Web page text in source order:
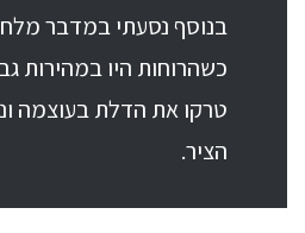
בנוסף נסעתי במדבר מלח
כשהרוחות היו במהירות
טרקו את הדלת בעוצמה
הציר.